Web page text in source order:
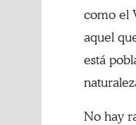
como el
aquel
está
No hay